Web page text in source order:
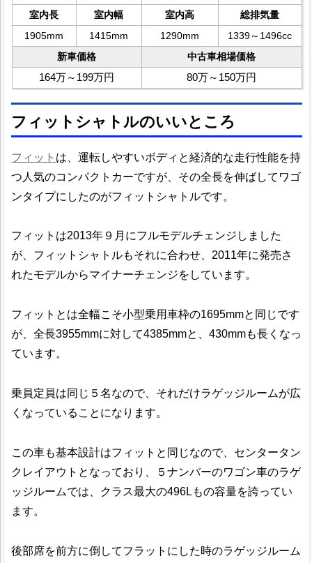
室内長 室内幅 室内高
総排気量
1905mm
1415mm 1290mm
1339～1496cc
新車価格
中古車相場価格
164万～199万円
80万～150万円
フィットシャトルのいいところ
フィット は、運転しやすいボディと経済的な走行性能を持
つ人気のコンパクトカーですが、その全長を伸ばしてワゴ
ンタイプにしたのがフィットシャトルです。
フィットは2013年９月にフルモデルチェンジしました
が、フィットシャトルもそれに合わせ、2011年に発売さ
れたモデルからマイナーチェンジをしています。
フィットとは全幅こそ小型乗用車枠の1695mmと同じです
が、全長3955mmに対して4385mmと、430mmも長くなっ
ています。
乗員定員は同じ５名なので、それだけラゲッジルームが広
くなっていることになります。
この車も基本設計はフィットと同じなので、センタータン
クレイアウトとなっており、５ナンバーのワゴン車のラゲ
ッジルームでは、クラス最大の496Lもの容量を誇ってい
ます。
後部席を前方に倒してフラットにした時のラゲッジルーム